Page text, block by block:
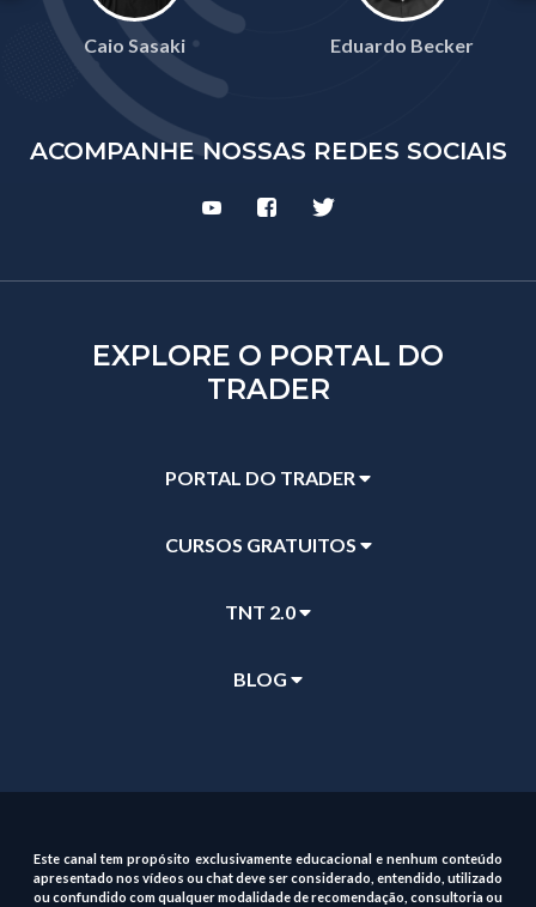
Caio Sasaki Eduardo Becker
ACOMPANHE NOSSAS REDES SOCIAIS
EXPLORE O PORTAL DO
TRADER
PORTAL DO TRADER
CURSOS GRATUITOS
TNT 2.0
BLOG
Este canal tem propósito exclusivamente educacional e nenhum conteúdo
apresentado nos vídeos ou chat deve ser considerado, entendido, utilizado
ou confundido com qualquer modalidade de recomendação, consultoria ou